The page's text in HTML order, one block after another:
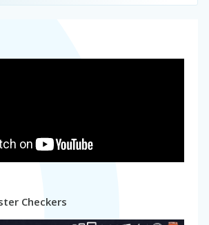
Checkers